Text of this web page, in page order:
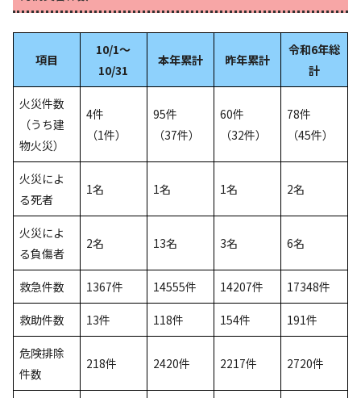
項目
10/1～
10/31
本年累計 昨年累計
令和6年総
計
火災件数
（うち建
物火災）
4件
（1件）
95件
（37件）
60件
（32件）
78件
（45件）
火災によ
る死者
1名 1名 1名 2名
火災によ
る負傷者
2名 13名 3名 6名
救急件数 1367件 14555件 14207件 17348件
救助件数 13件 118件 154件 191件
危険排除
件数
218件 2420件 2217件 2720件